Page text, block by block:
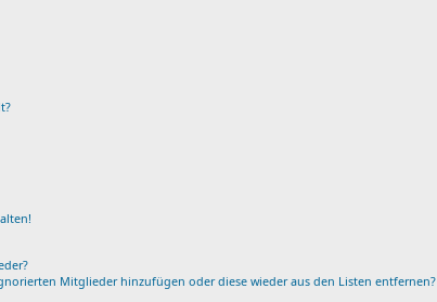
Mitglieder hinzufügen oder diese wieder aus den Listen entfernen?